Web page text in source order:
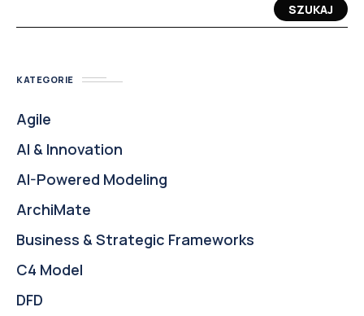
SZUKAJ
KATEGORIE
Agile
AI & Innovation
AI-Powered Modeling
ArchiMate
Business & Strategic Frameworks
C4 Model
DFD